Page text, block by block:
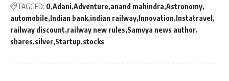
TAGGED: 0 Adani Adventure anand mahindra Astronomy
automobile Indian bank indian railway Innovation Instatravel
railway discount railway new rules Samvya news author
shares silver Startup stocks